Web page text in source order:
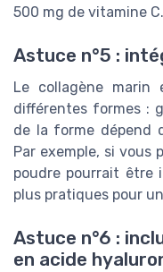
500 mg de vitamine C.
Astuce n°5 :
Le collagène
différentes formes :
de la forme dépend
Par exemple, si vous
poudre pourrait être
plus pratiques pour
Astuce n°6 :
en acide